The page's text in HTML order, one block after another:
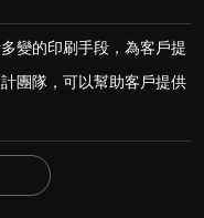
變的印刷手段，為客戶提
團隊，可以幫助客戶提供